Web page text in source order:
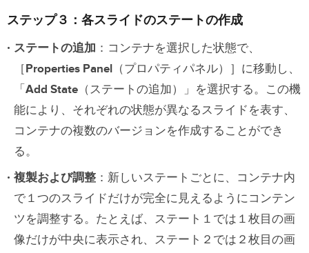
ステップ３：各スライドのステートの作成
ステートの追加 ：コンテナを選択した状態で、
［Properties Panel （プロパティパネル）］に移動し、
「 Add State （ステートの追加）」を選択する。この機
能により、それぞれの状態が異なるスライドを表す、
コンテナの複数のバージョンを作成することができ
る。
複製および調整 ：新しいステートごとに、コンテナ内
で１つのスライドだけが完全に見えるようにコンテン
ツを調整する。たとえば、ステート１では１枚目の画
像だけが中央に表示され、ステート２では２枚目の画